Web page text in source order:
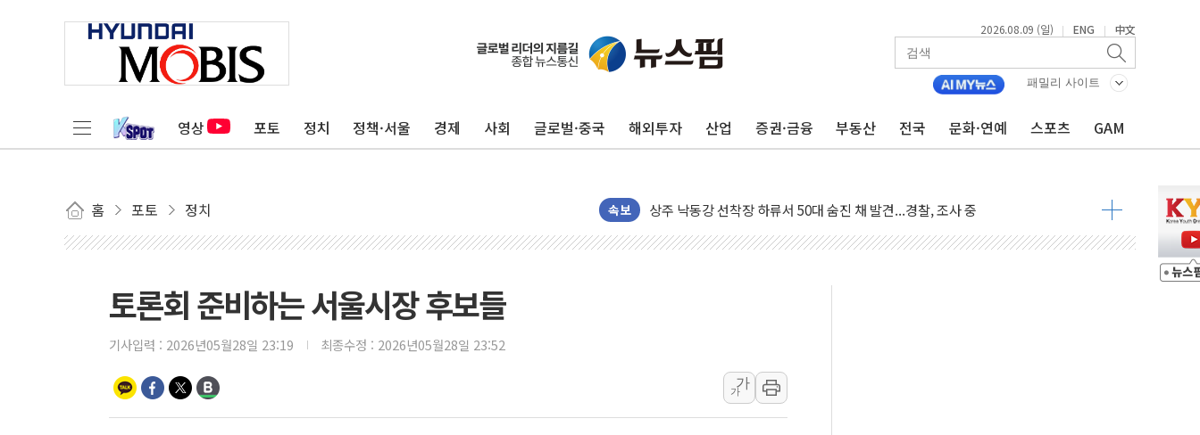
2026.08.09 (일) | ENG | 中文
패밀리 사이트
영상 포토 정치 정책·서울 경제 사회 글로벌·중국 해외투자 산업 증권·금융 부동산 전국 문화·연예 스포츠 GAM
홈 포토 정치 속보
평택 진위면 공장서 질식사고 발생…작업자 1명 숨져
상주 낙동강 선착장 하류서 50대 숨진 채 발견...경찰, 조사 중
[종합] 김민석, 정청래에 누적 '1.48%p' 차 선두 유지...金 46.01% vs 鄭 44.53%
인천서 말다툼 중 어머니 살해 10대 구속…범행 후 반려견도 죽여
[속보] 민주, 대구 경선 결과 발표...정청래 47.82% 김민석 46.35% 송영길 5.83%
[속보] 민주, 강원 경선 결과 발표...김민석 50.30% 정청래 41.94% 송영길 7.76%
토론회 준비하는 서울시장 후보들
기사입력 : 2026년05월28일 23:19 최종수정 : 2026년05월28일 23:52
가
가